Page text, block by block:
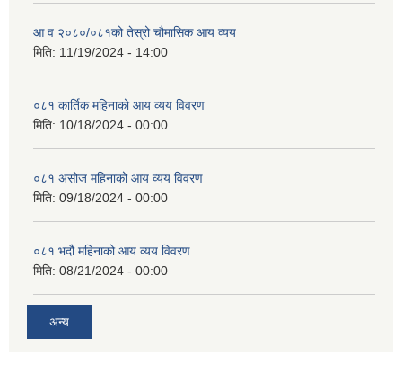
आ व २०८०/०८१को तेस्रो चौमासिक आय व्यय
मिति: 11/19/2024 - 14:00
०८१ कार्तिक महिनाको आय व्यय विवरण
मिति: 10/18/2024 - 00:00
०८१ असोज महिनाको आय व्यय विवरण
मिति: 09/18/2024 - 00:00
०८१ भदौ महिनाको आय व्यय विवरण
मिति: 08/21/2024 - 00:00
अन्य